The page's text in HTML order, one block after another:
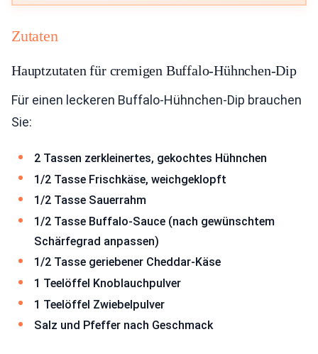
Zutaten
Hauptzutaten für cremigen Buffalo-Hühnchen-Dip
Für einen leckeren Buffalo-Hühnchen-Dip brauchen
Sie:
2 Tassen zerkleinertes, gekochtes Hühnchen
1/2 Tasse Frischkäse, weichgeklopft
1/2 Tasse Sauerrahm
1/2 Tasse Buffalo-Sauce (nach gewünschtem
Schärfegrad anpassen)
1/2 Tasse geriebener Cheddar-Käse
1 Teelöffel Knoblauchpulver
1 Teelöffel Zwiebelpulver
Salz und Pfeffer nach Geschmack